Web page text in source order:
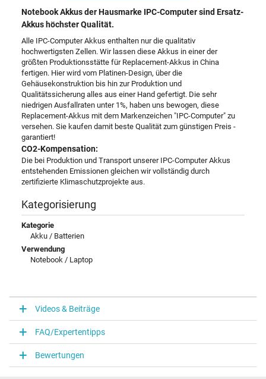
Notebook Akkus der Hausmarke IPC-Computer sind Ersatz-
Akkus höchster Qualität.
Alle IPC-Computer Akkus enthalten nur die qualitativ
hochwertigsten Zellen. Wir lassen diese Akkus in einer der
größten Produktionsstätte für Replacement-Akkus in China
fertigen. Hier wird vom Platinen-Design, über die
Gehäusekonstruktion bis hin zur Produktion und
Qualitätssicherung alles aus einer Hand gefertigt. Die sehr
niedrigen Ausfallraten unter 1%, haben uns bewogen, diese
Replacement-Akkus mit dem Markenzeichen "IPC-Computer" zu
versehen. Sie kaufen damit beste Qualität zum günstigen Preis -
garantiert!
CO2-Kompensation:
Die bei Produktion und Transport unserer IPC-Computer Akkus
entstehenden Emissionen gleichen wir vollständig durch
zertifizierte Klimaschutzprojekte aus.
Kategorisierung
Kategorie
Akku / Batterien
Verwendung
Notebook / Laptop
Videos & Beiträge
FAQ/Expertentipps
Bewertungen